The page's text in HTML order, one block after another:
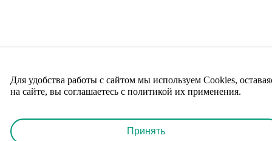
Для удобства работы с сайтом мы используем Cookies,
на сайте, вы соглашаетесь с политикой их применения.
Принять